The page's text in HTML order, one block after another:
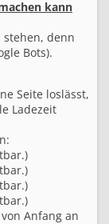
kann
stehen, denn
Bots).
Seite loslässt,
Ladezeit
Anfang an